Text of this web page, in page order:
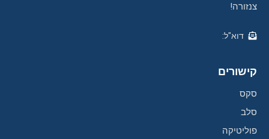
צנזורה!
דוא"ל:
קישורים
סקס
סלב
פוליטיקה